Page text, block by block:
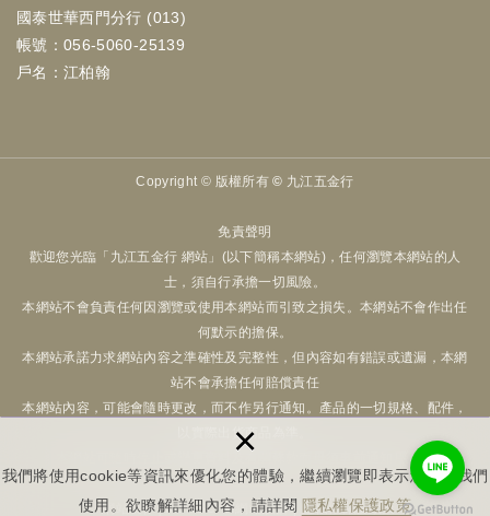
我們將使用cookie等資訊來優化您的體驗，繼續瀏覽即表示您同意我們
使用。欲瞭解詳細內容，請詳閱 隱私權保護政策
×
國泰世華西門分行 (013)
帳號：056-5060-25139
戶名：江柏翰
Copyright © 版權所有 © 九江五金行
免責聲明
歡迎您光臨「九江五金行 網站」(以下簡稱本網站)，任何瀏覽本網站的人
士，須自行承擔一切風險。
本網站不會負責任何因瀏覽或使用本網站而引致之損失。本網站不會作出任
何默示的擔保。
本網站承諾力求網站內容之準確性及完整性，但內容如有錯誤或遺漏，本網
站不會承擔任何賠償責任
本網站內容，可能會隨時更改，而不作另行通知。產品的一切規格、配件，
以實際出貨商品為準。
本網站可隨時停止或變更資料及有關條款而毋須事前通知用戶。
網站製作│NEWSCAN網站設計| 隱私權保護政策